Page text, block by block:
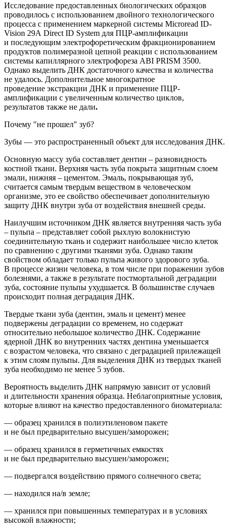
Исследование предоставленных биологических образцов
проводилось с использованием двойного технологического
процесса с применением маркерной системы Microread ID-
Vision 29A Direct ID System для ПЦР-амплификации
и последующим электрофоретическим фракционированием
продуктов полимеразной цепной реакции с использованием
системы капиллярного электрофореза ABI PRISM 3500.
Однако выделить ДНК достаточного качества и количества
не удалось. Дополнительное многократное
проведение экстракции ДНК и применение ПЦР-
амплификации с увеличенным количество циклов,
результатов также не дали.
Почему "не прошел" зуб?
Зубы — это распространенный объект для исследования ДНК.
Основную массу зуба составляет дентин – разновидность
костной ткани. Верхняя часть зуба покрыта защитным слоем
эмали, нижняя – цементом. Эмаль, покрывающая зуб,
считается самым твердым веществом в человеческом
организме, это ее свойство обеспечивает дополнительную
защиту ДНК внутри зуба от воздействия внешней среды.
Наилучшим источником ДНК является внутренняя часть зуба
– пульпа – представляет собой рыхлую волокнистую
соединительную ткань и содержит наибольшее число клеток
по сравнению с другими тканями зуба. Однако таким
свойством обладает только пульпа живого здорового зуба.
В процессе жизни человека, в том числе при поражении зубов
болезнями, а также в результате постмортальной деградации
зуба, состояние пульпы ухудшается. В большинстве случаев
происходит полная деградация ДНК.
Твердые ткани зуба (дентин, эмаль и цемент) менее
подвержены деградации со временем, но содержат
относительно небольшое количество ДНК. Содержание
ядерной ДНК во внутренних частях дентина уменьшается
с возрастом человека, что связано с деградацией прилежащей
к этим слоям пульпы. Для выделения ДНК из твердых тканей
зуба необходимо не менее 5 зубов.
Вероятность выделить ДНК напрямую зависит от условий
и длительности хранения образца. Неблагоприятные условия,
которые влияют на качество предоставленного биоматериала:
— образец хранился в полиэтиленовом пакете
и не был предварительно высушен/заморожен;
— образец хранился в герметичных емкостях
и не был предварительно высушен/заморожен;
— подвергался воздействию прямого солнечного света;
— находился на/в земле;
— хранился при повышенных температурах и в условиях
высокой влажности;